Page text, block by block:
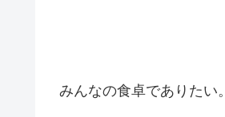
みんなの食卓でありたい。